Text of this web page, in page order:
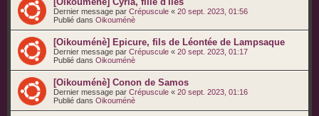
Dernier message par Crépuscule « 20 sept. 2023, 01:56
Publié dans Oikouménè
[Oikouménè] Epicure, fils de Léontée de Lampsaque
Dernier message par Crépuscule « 20 sept. 2023, 01:17
Publié dans Oikouménè
[Oikouménè] Conon de Samos
Dernier message par Crépuscule « 20 sept. 2023, 01:16
Publié dans Oikouménè